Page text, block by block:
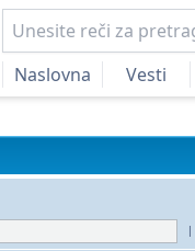
Naslovna
Vesti
|